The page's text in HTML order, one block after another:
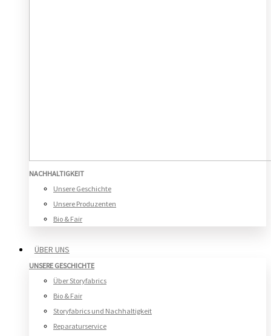
NACHHALTIGKEIT
Unsere Geschichte
Unsere Produzenten
Bio & Fair
ÜBER UNS
UNSERE GESCHICHTE
Über Storyfabrics
Bio & Fair
Storyfabrics und Nachhaltigkeit
Reparaturservice